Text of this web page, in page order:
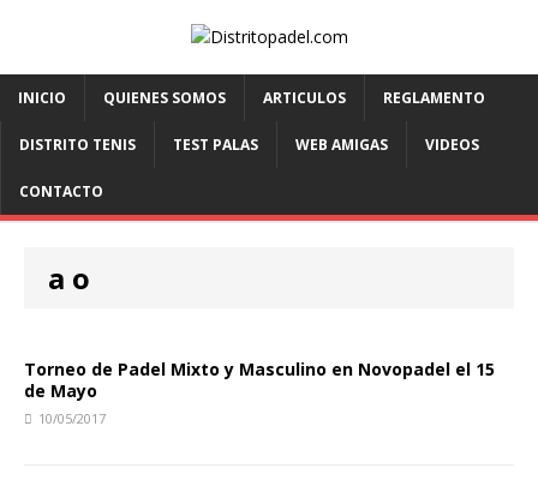
INICIO QUIENES SOMOS ARTICULOS REGLAMENTO
DISTRITO TENIS TEST PALAS WEB AMIGAS VIDEOS
CONTACTO
a o
Torneo de Padel Mixto y Masculino en Novopadel el 15
de Mayo
10/05/2017